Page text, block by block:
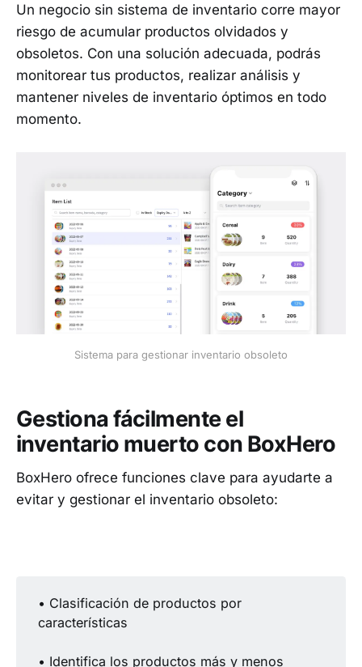
Un negocio sin sistema de inventario corre mayor
riesgo de acumular productos olvidados y
obsoletos. Con una solución adecuada, podrás
monitorear tus productos, realizar análisis y
mantener niveles de inventario óptimos en todo
momento.
Sistema para gestionar inventario obsoleto
Gestiona fácilmente el
inventario muerto con BoxHero
BoxHero ofrece funciones clave para ayudarte a
evitar y gestionar el inventario obsoleto:
• Clasificación de productos por
características
• Identifica los productos más y menos